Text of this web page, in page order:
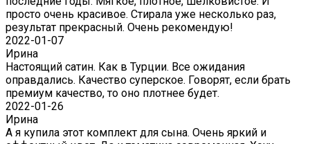
просто очень красивое. Стирала уже несколько раз,
результат прекрасный. Очень рекомендую!
2022-01-07
Ирина
Настоящий сатин. Как в Турции. Все ожидания
оправдались. Качество суперское. Говорят, если брать
премиум качество, то оно плотнее будет.
2022-01-26
Ирина
А я купила этот комплект для сына. Очень яркий и